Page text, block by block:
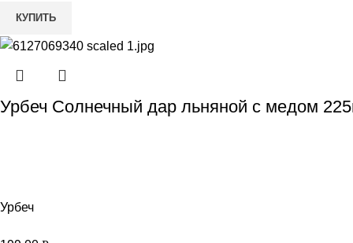
КУПИТЬ
Урбеч Солнечный дар льняной с медом
Урбеч